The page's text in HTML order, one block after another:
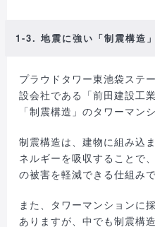
1-3. 地震に強い「制震構造
プラウドタワー東池袋ステ
設会社である「前田建設工
「制震構造」のタワーマン
制震構造は、建物に組み込
ネルギーを吸収することで
の被害を軽減できる仕組みで
また、タワーマンションに
ありますが、中でも制震構